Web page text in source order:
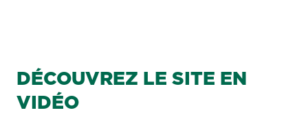
DÉCOUVREZ LE SITE EN
VIDÉO